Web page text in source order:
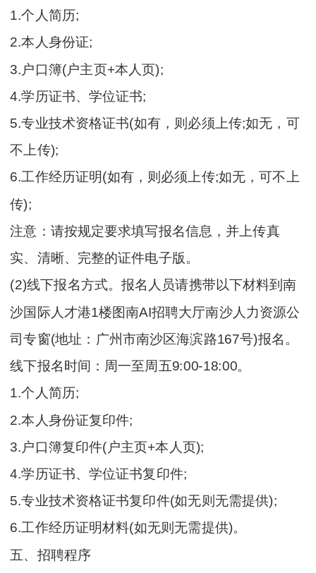
1.个人简历;
2.本人身份证;
3.户口簿(户主页+本人页);
4.学历证书、学位证书;
5.专业技术资格证书(如有，则必须上传;如无，可
不上传);
6.工作经历证明(如有，则必须上传;如无，可不上
传);
注意：请按规定要求填写报名信息，并上传真
实、清晰、完整的证件电子版。
(2)线下报名方式。报名人员请携带以下材料到南
沙国际人才港1楼图南AI招聘大厅南沙人力资源公
司专窗(地址：广州市南沙区海滨路167号)报名。
线下报名时间：周一至周五9:00-18:00。
1.个人简历;
2.本人身份证复印件;
3.户口簿复印件(户主页+本人页);
4.学历证书、学位证书复印件;
5.专业技术资格证书复印件(如无则无需提供);
6.工作经历证明材料(如无则无需提供)。
五、招聘程序